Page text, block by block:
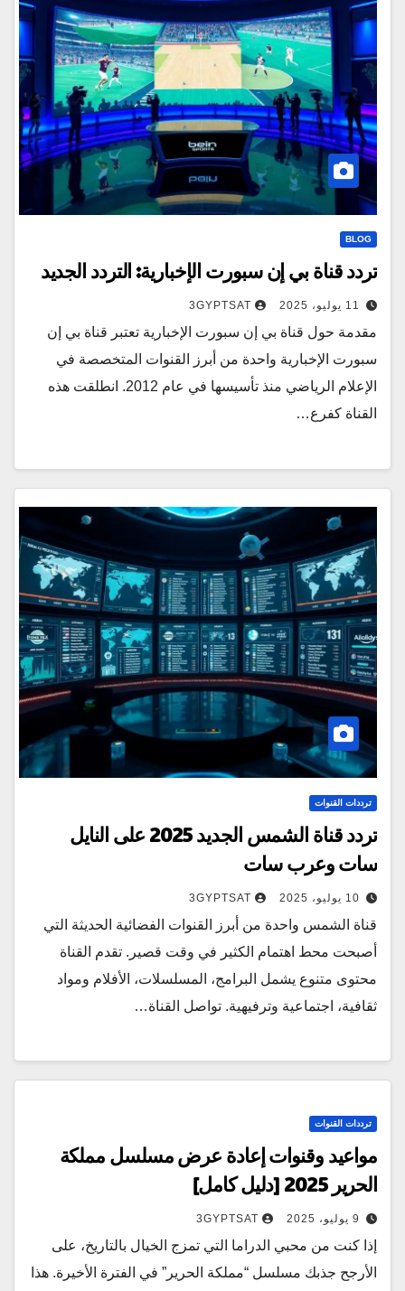
BLOG
تردد قناة بي إن سبورت الإخبارية: التردد الجديد
11 يوليو، 2025 3GYPTSAT
مقدمة حول قناة بي إن سبورت الإخبارية تعتبر قناة بي إن
سبورت الإخبارية واحدة من أبرز القنوات المتخصصة في
الإعلام الرياضي منذ تأسيسها في عام 2012. انطلقت هذه
القناة كفرع…
ترددات القنوات
تردد قناة الشمس الجديد 2025 على النايل
سات وعرب سات
10 يوليو، 2025 3GYPTSAT
قناة الشمس واحدة من أبرز القنوات الفضائية الحديثة التي
أصبحت محط اهتمام الكثير في وقت قصير. تقدم القناة
محتوى متنوع يشمل البرامج، المسلسلات، الأفلام ومواد
ثقافية، اجتماعية وترفيهية. تواصل القناة…
ترددات القنوات
مواعيد وقنوات إعادة عرض مسلسل مملكة
الحرير 2025 [دليل كامل]
9 يوليو، 2025 3GYPTSAT
إذا كنت من محبي الدراما التي تمزج الخيال بالتاريخ، على
الأرجح جذبك مسلسل “مملكة الحرير” في الفترة الأخيرة. هذا